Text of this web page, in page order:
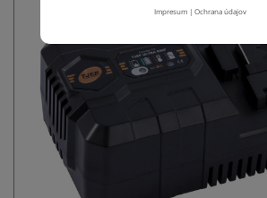
Impresum |Ochrana údajov